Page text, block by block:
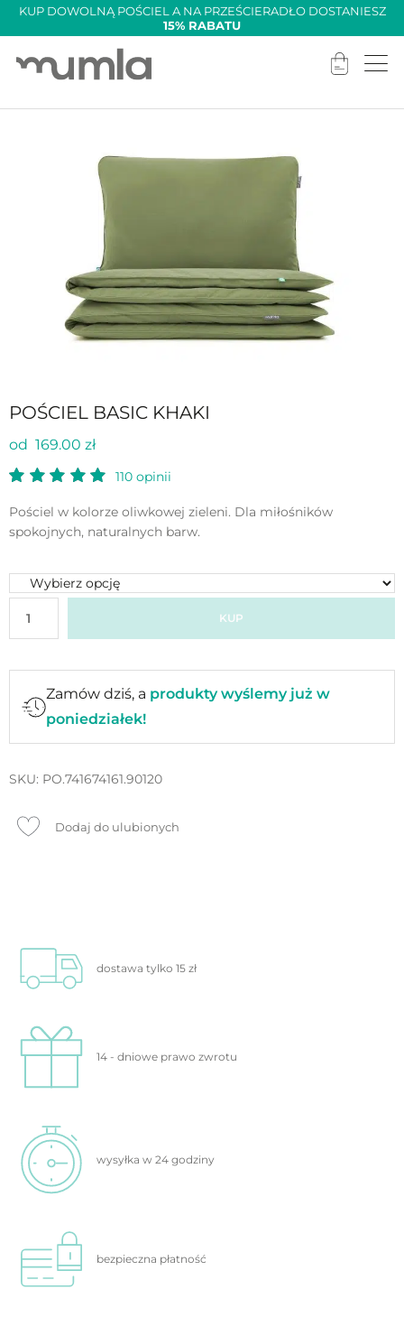
KUP DOWOLNĄ POŚCIEL A NA PRZEŚCIERADŁO DOSTANIESZ
15% RABATU
POŚCIEL BASIC KHAKI
od 169.00 zł
110 opinii
Pościel w kolorze oliwkowej zieleni. Dla miłośników
spokojnych, naturalnych barw.
KUP
Zamów dziś, a produkty wyślemy już w
poniedziałek!
SKU: PO.741674161.90120
Dodaj do ulubionych
dostawa tylko 15 zł
14 - dniowe prawo zwrotu
wysyłka w 24 godziny
bezpieczna płatność